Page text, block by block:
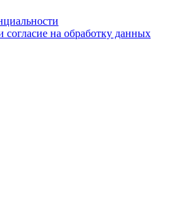
согласие на обработку данных